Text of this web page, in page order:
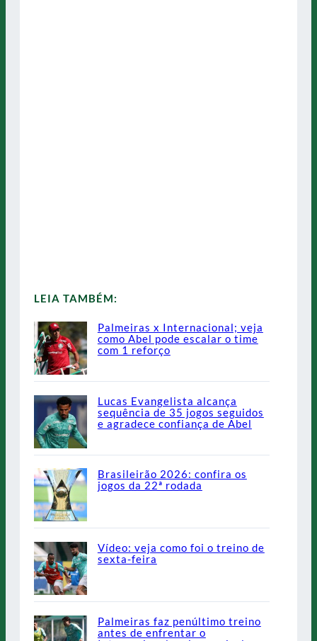
LEIA TAMBÉM:
Palmeiras x Internacional; veja
como Abel pode escalar o time
com 1 reforço
Lucas Evangelista alcança
sequência de 35 jogos seguidos
e agradece confiança de Abel
Brasileirão 2026: confira os
jogos da 22ª rodada
Vídeo: veja como foi o treino de
sexta-feira
Palmeiras faz penúltimo treino
antes de enfrentar o